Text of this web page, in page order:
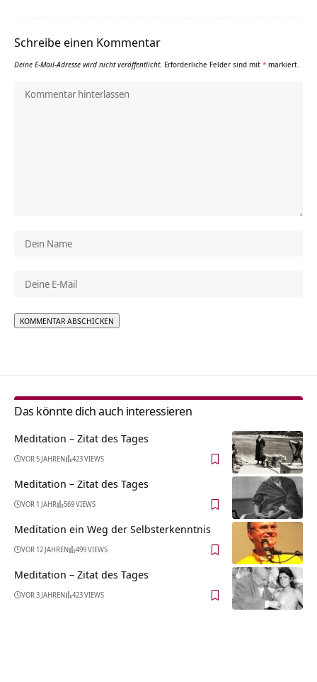
Schreibe einen Kommentar
Deine E-Mail-Adresse wird nicht veröffentlicht. Erforderliche Felder sind mit * markiert.
Das könnte dich auch interessieren
Meditation – Zitat des Tages
VOR 5 JAHREN 423 VIEWS
Meditation – Zitat des Tages
VOR 1 JAHR 569 VIEWS
Meditation ein Weg der Selbsterkenntnis
VOR 12 JAHREN 499 VIEWS
Meditation – Zitat des Tages
VOR 3 JAHREN 423 VIEWS